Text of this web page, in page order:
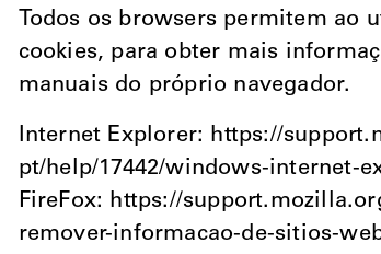
Todos os browsers permitem ao
cookies, para obter mais
manuais do próprio navegador.
Internet Explorer: https://
pt/help/17442/windows-internet-
FireFox: https://
remover-informacao-de-sitios-